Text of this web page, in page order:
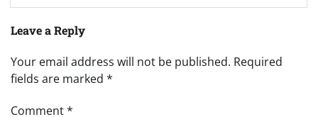
Leave a Reply
Your email address will not be published. Required
fields are marked *
Comment*